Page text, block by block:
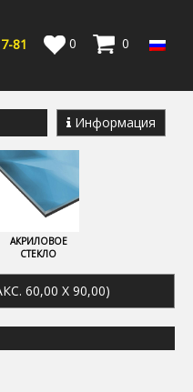
81 0 0
Информация
АКРИЛОВОЕ
СТЕКЛО
60,00 X 90,00)